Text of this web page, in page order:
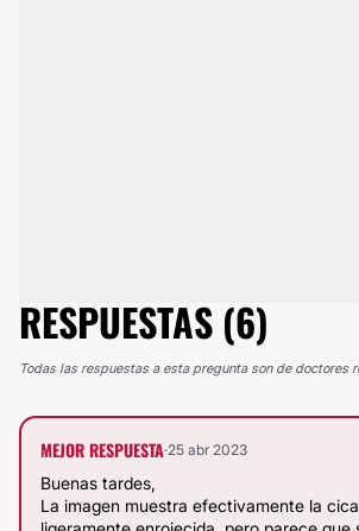
RESPUESTAS (6)
Todas las respuestas a esta pregunta son de doctores
MEJOR RESPUESTA·25 abr 2023
Buenas tardes,
La imagen muestra efectivamente la